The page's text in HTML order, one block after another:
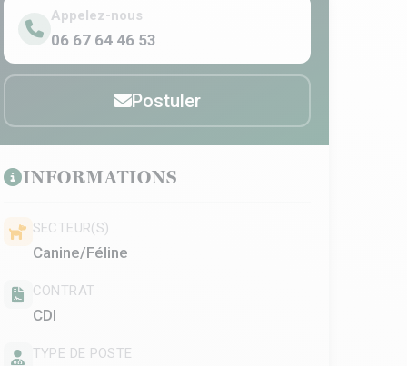
Appelez-nous
06 67 64 46 53
Postuler
INFORMATIONS
SECTEUR(S)
Canine/Féline
CONTRAT
CDI
TYPE DE POSTE